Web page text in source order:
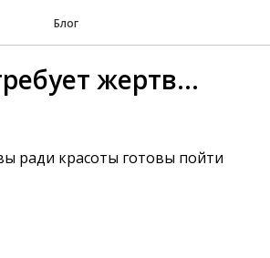
Блог
жертв…
ради красоты готовы пойти